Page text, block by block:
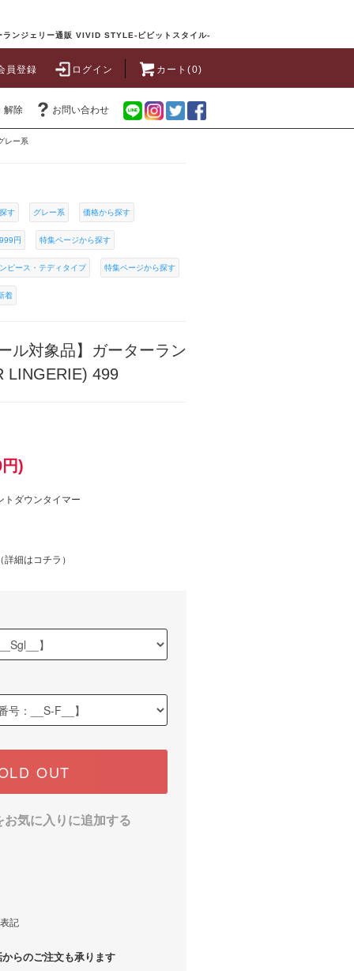
ランジェリー通販 VIVID STYLE-ビビットスタイル-
員登録 ログイン カート(0)
解除 お問い合わせ
レー系
す グレー系 価格から探す
円 特集ページから探す
ピース・テディタイプ 特集ページから探す
着
ル対象品】ガーターラン
LINGERIE) 499
)
トダウンタイマー
詳細はコチラ ）
OUT
お気に入りに追加する
記
らのご注文も承ります